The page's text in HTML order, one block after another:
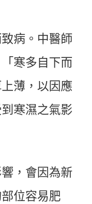
病。中醫師
寒多自下而
薄，以因應
寒濕之氣影
，會因為新
位容易肥